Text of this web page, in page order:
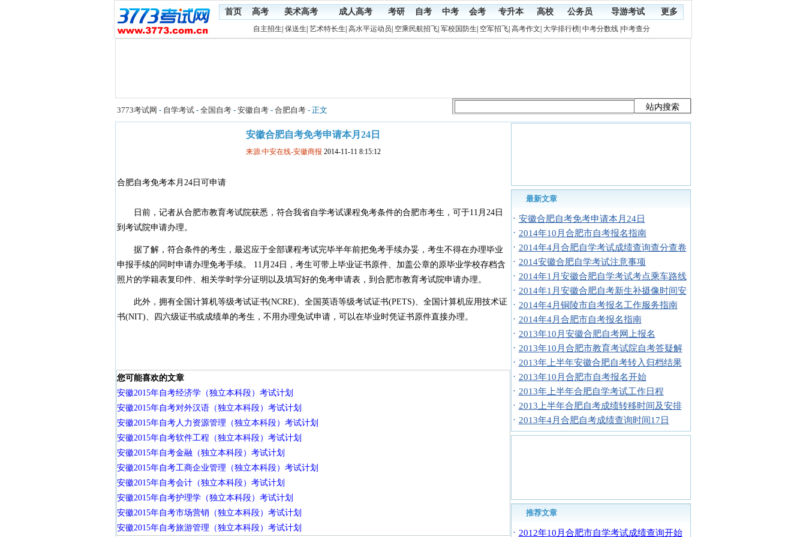
首页 高考 美术高考 成人高考 考研 自考 中考 会考 专升本 高校 公务员 导游考试 更多
自主招生 保送生 艺术特长生 高水平运动员 空乘民航招飞| 军校国防生 空军招飞| 高考作文 大学排行榜| 中考分数线| 中考查分
3773考试网 - 自学考试 - 全国自考 - 安徽自考 - 合肥自考 - 正文
安徽合肥自考免考申请本月24日
来源:中安在线-安徽商报 2014-11-11 8:15:12
合肥自考免考本月24日可申请
日前，记者从合肥市教育考试院获悉，符合我省自学考试课程免考条件的合肥市考生，可于11月24日
到考试院申请办理。
据了解，符合条件的考生，最迟应于全部课程考试完毕半年前把免考手续办妥，考生不得在办理毕业
申报手续的同时申请办理免考手续。 11月24日，考生可带上毕业证书原件、加盖公章的原毕业学校存档含
照片的学籍表复印件、相关学时学分证明以及填写好的免考申请表，到合肥市教育考试院申请办理。
此外，拥有全国计算机等级考试证书(NCRE)、全国英语等级考试证书(PETS)、全国计算机应用技术证
书(NIT)、四六级证书或成绩单的考生，不用办理免试申请，可以在毕业时凭证书原件直接办理。
您可能喜欢的文章
安徽2015年自考经济学（独立本科段）考试计划
安徽2015年自考对外汉语（独立本科段）考试计划
安徽2015年自考人力资源管理（独立本科段）考试计划
安徽2015年自考软件工程（独立本科段）考试计划
安徽2015年自考金融（独立本科段）考试计划
安徽2015年自考工商企业管理（独立本科段）考试计划
安徽2015年自考会计（独立本科段）考试计划
安徽2015年自考护理学（独立本科段）考试计划
安徽2015年自考市场营销（独立本科段）考试计划
安徽2015年自考旅游管理（独立本科段）考试计划
最新文章
· 安徽合肥自考免考申请本月24日
· 2014年10月合肥市自考报名指南
· 2014年4月合肥自学考试成绩查询查分查卷
· 2014安徽合肥自学考试注意事项
· 2014年1月安徽合肥自学考试考点乘车路线
· 2014年1月安徽合肥自考新生补摄像时间安
· 2014年4月铜陵市自考报名工作服务指南
· 2014年4月合肥市自考报名指南
· 2013年10月安徽合肥自考网上报名
· 2013年10月合肥市教育考试院自考答疑解
· 2013年上半年安徽合肥自考转入归档结果
· 2013年10月合肥市自考报名开始
· 2013年上半年合肥自学考试工作日程
· 2013上半年合肥自考成绩转移时间及安排
· 2013年4月合肥自考成绩查询时间17日
推荐文章
· 2012年10月合肥市自学考试成绩查询开始